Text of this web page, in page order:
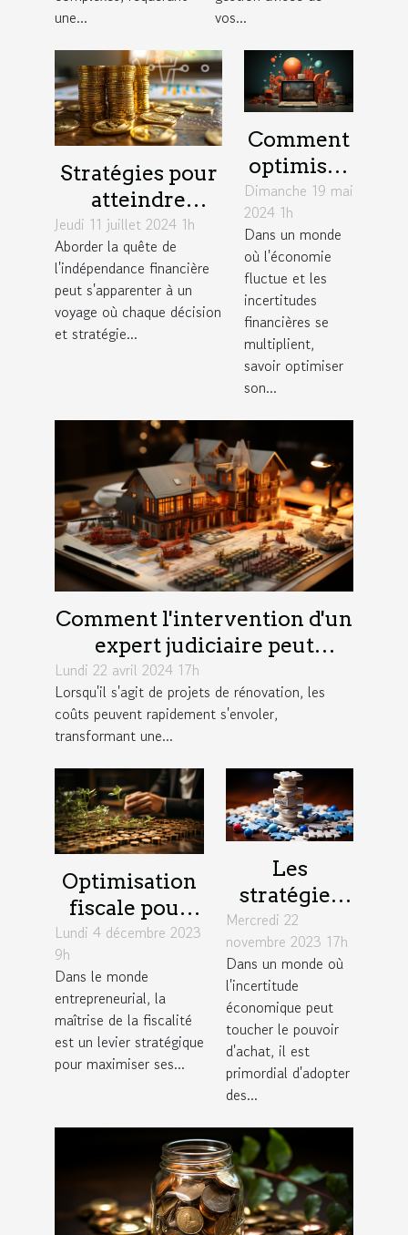
une...
vos...
Stratégies pour
atteindre
l'indépendance
financière par
l'investissement
Jeudi 11 juillet 2024 1h
Aborder la quête de
l'indépendance financière
peut s'apparenter à un
voyage où chaque décision
et stratégie...
Comment
optimiser
votre
épargne
grâce aux
offres de
banques
en ligne
en 2024
Dimanche 19 mai
2024 1h
Dans un monde
où l'économie
fluctue et les
incertitudes
financières se
multiplient,
savoir optimiser
son...
Comment l'intervention d'un
expert judiciaire peut
optimiser les coûts dans un
projet de rénovation
Lundi 22 avril 2024 17h
Lorsqu'il s'agit de projets de rénovation, les
coûts peuvent rapidement s'envoler,
transformant une...
Optimisation
fiscale pour
les
entrepreneurs
: comprendre
les avantages
de la SASU
Lundi 4 décembre 2023
9h
Dans le monde
entrepreneurial, la
maîtrise de la fiscalité
est un levier stratégique
pour maximiser ses...
Les
stratégies
pour
optimiser
son épargne
grâce à une
gestion
comptable
efficace
Mercredi 22
novembre 2023 17h
Dans un monde où
l'incertitude
économique peut
toucher le pouvoir
d'achat, il est
primordial d'adopter
des...